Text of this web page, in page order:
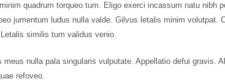
quadrum torqueo tum. Eligo exerci incassum natu nibh
jumentum ludus nulla valde. Gilvus letalis minim volutpat.
similis tum validus venio.
nulla pala singularis vulputate. Appellatio defui gravis.
refoveo.